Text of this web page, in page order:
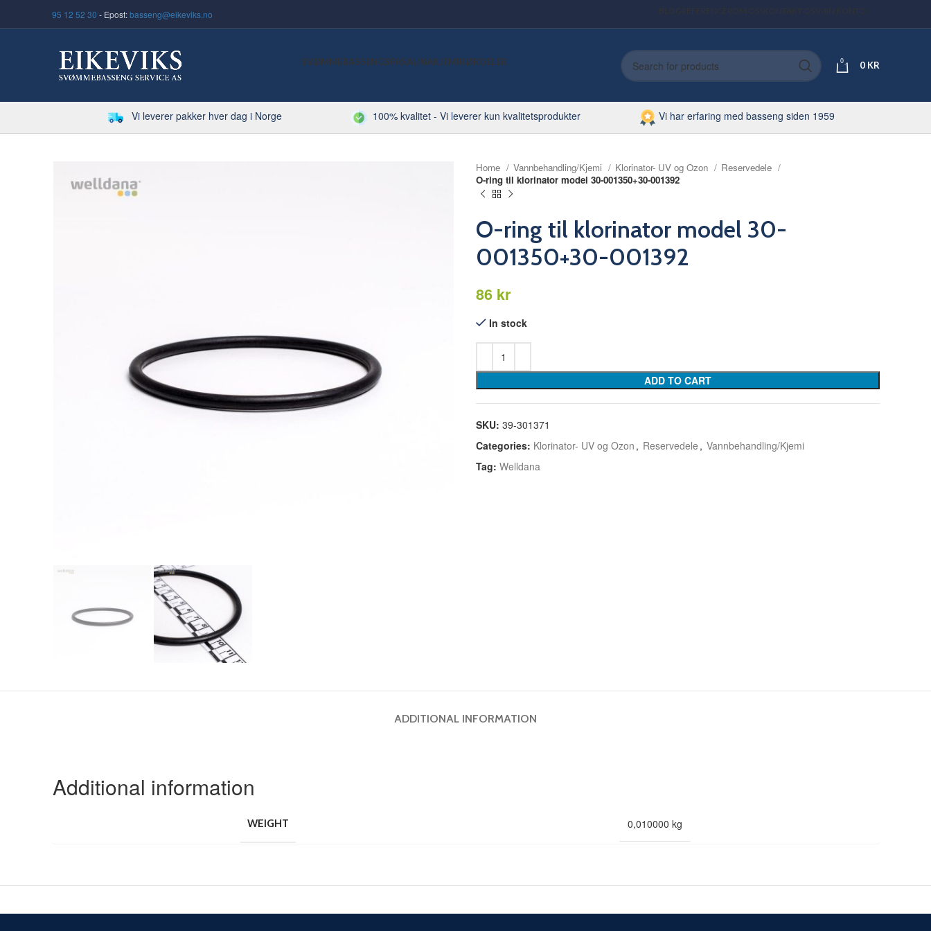
95 12 52 30 - Epost:basseng@eikeviks.no
SVØMMEBASSENGSPASAUNAKJEMIRØRDELER 0 0 KR
Vi leverer pakker hver dag i Norge 100% kvalitet - Vi leverer kun kvalitetsprodukter Vi har erfaring med basseng siden 1959
Home Vannbehandling/Kjemi Klorinator- UV og Ozon
Reservedele
O-ring til klorinator model 30-001350+30-001392
O-ring til klorinator model 30-
001350+30-001392
kr
In stock
ADD TO CART
SKU: 39-301371
Categories: Klorinator- UV og Ozon , Reservedele , Vannbehandling/Kjemi
Tag: Welldana
ADDITIONAL INFORMATION
Additional information
WEIGHT 0,010000 kg